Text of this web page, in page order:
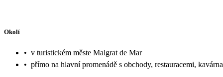
Okolí
• v turistickém měste Malgrat de Mar
• přímo na hlavní promenádě s obchody, restauracemi,